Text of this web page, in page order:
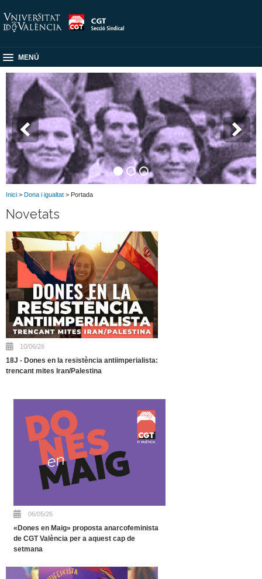
MENÚ
Inici > Dona i igualtat > Portada
Novetats
10/06/26
18J - Dones en la resistència antiimperialista:
trencant mites Iran/Palestina
06/05/26
«Dones en Maig» proposta anarcofeminista
de CGT València per a aquest cap de
setmana